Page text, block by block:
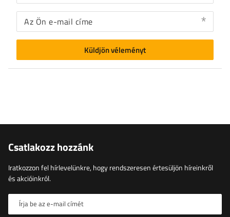
Az Ön e-mail címe
Küldjön véleményt
Csatlakozz hozzánk
Iratkozzon fel hírlevelünkre, hogy rendszeresen értesüljön híreinkről
és akcióinkról.
Írja be az e-mail címét